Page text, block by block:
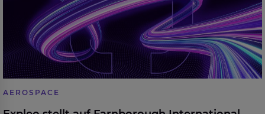
AEROSPACE